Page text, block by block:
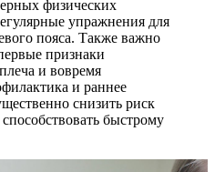
физических
упражнения для
пояса. Также важно
признаки
и вовремя
и раннее
снизить риск
быстрому